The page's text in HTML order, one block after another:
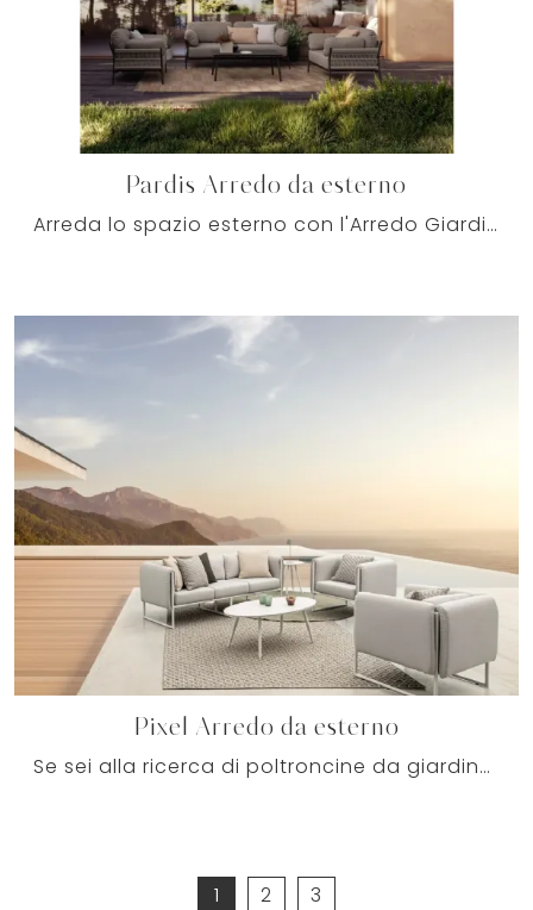
Pardis Arredo da esterno
Arreda lo spazio esterno con l'Arredo Giardino Bizzotto! Set e divani da giardino in tessuto, come il modello Pardis Arredo da esterno, ti attendono!
Pixel Arredo da esterno
Se sei alla ricerca di poltroncine da giardino in tessuto, clicca e scopri di più sul modello Pixel Arredo da esterno del brand Bizzotto.
1 2 3